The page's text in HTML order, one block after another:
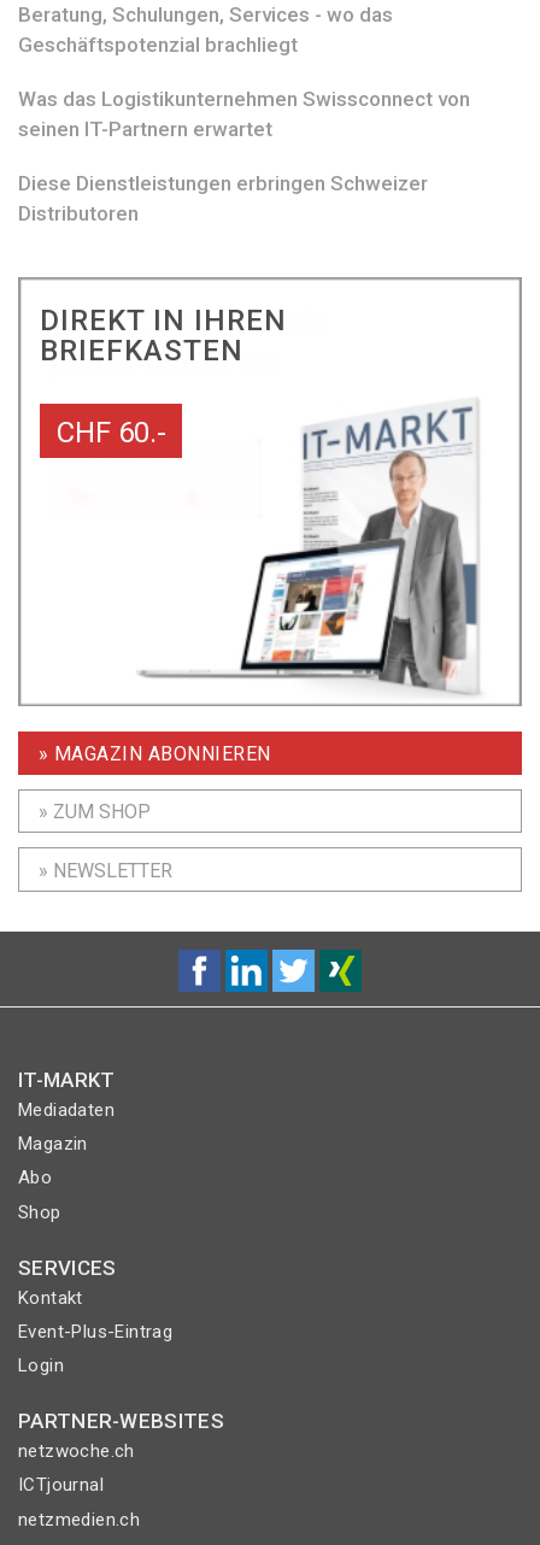
Beratung, Schulungen, Services - wo das
Geschäftspotenzial brachliegt
Was das Logistikunternehmen Swissconnect von
seinen IT-Partnern erwartet
Diese Dienstleistungen erbringen Schweizer
Distributoren
DIREKT IN IHREN
BRIEFKASTEN
CHF 60.-
» MAGAZIN ABONNIEREN
» ZUM SHOP
» NEWSLETTER
IT-MARKT
Mediadaten
Magazin
Abo
Shop
SERVICES
Kontakt
Event-Plus-Eintrag
Login
PARTNER-WEBSITES
netzwoche.ch
ICTjournal
netzmedien.ch